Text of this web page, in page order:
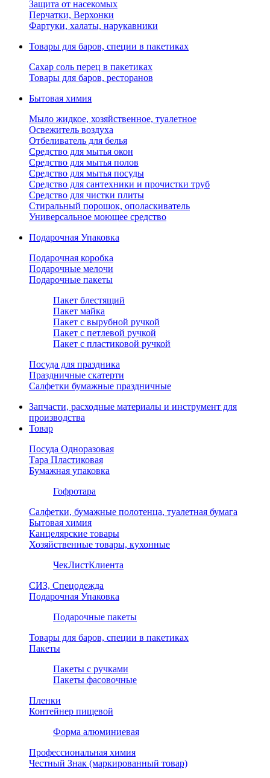
Защита от насекомых
Перчатки, Верхонки
Фартуки, халаты, нарукавники
Товары для баров, специи в пакетиках
Сахар соль перец в пакетиках
Товары для баров, ресторанов
Бытовая химия
Мыло жидкое, хозяйственное, туалетное
Освежитель воздуха
Отбеливатель для белья
Средство для мытья окон
Средство для мытья полов
Средство для мытья посуды
Средство для сантехники и прочистки труб
Средство для чистки плиты
Стиральный порошок, ополаскиватель
Универсальное моющее средство
Подарочная Упаковка
Подарочная коробка
Подарочные мелочи
Подарочные пакеты
Пакет блестящий
Пакет майка
Пакет с вырубной ручкой
Пакет с петлевой ручкой
Пакет с пластиковой ручкой
Посуда для праздника
Праздничные скатерти
Салфетки бумажные праздничные
Запчасти, расходные материалы и инструмент для
производства
Товар
Посуда Одноразовая
Тара Пластиковая
Бумажная упаковка
Гофротара
Салфетки, бумажные полотенца, туалетная бумага
Бытовая химия
Канцелярские товары
Хозяйственные товары, кухонные
ЧекЛистКлиента
СИЗ, Спецодежда
Подарочная Упаковка
Подарочные пакеты
Товары для баров, специи в пакетиках
Пакеты
Пакеты с ручками
Пакеты фасовочные
Пленки
Контейнер пищевой
Форма алюминиевая
Профессиональная химия
Честный Знак (маркированный товар)